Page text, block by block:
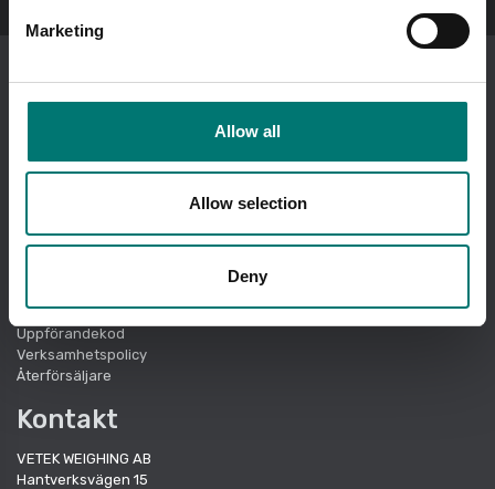
Marketing
Allow all
Allow selection
Deny
Jag beställer somföretag.
Om Vetek
Försäljningsvillkor
Kvalitetssystem
Uppförandekod
Verksamhetspolicy
Återförsäljare
Kontakt
VETEK WEIGHING AB
Hantverksvägen 15